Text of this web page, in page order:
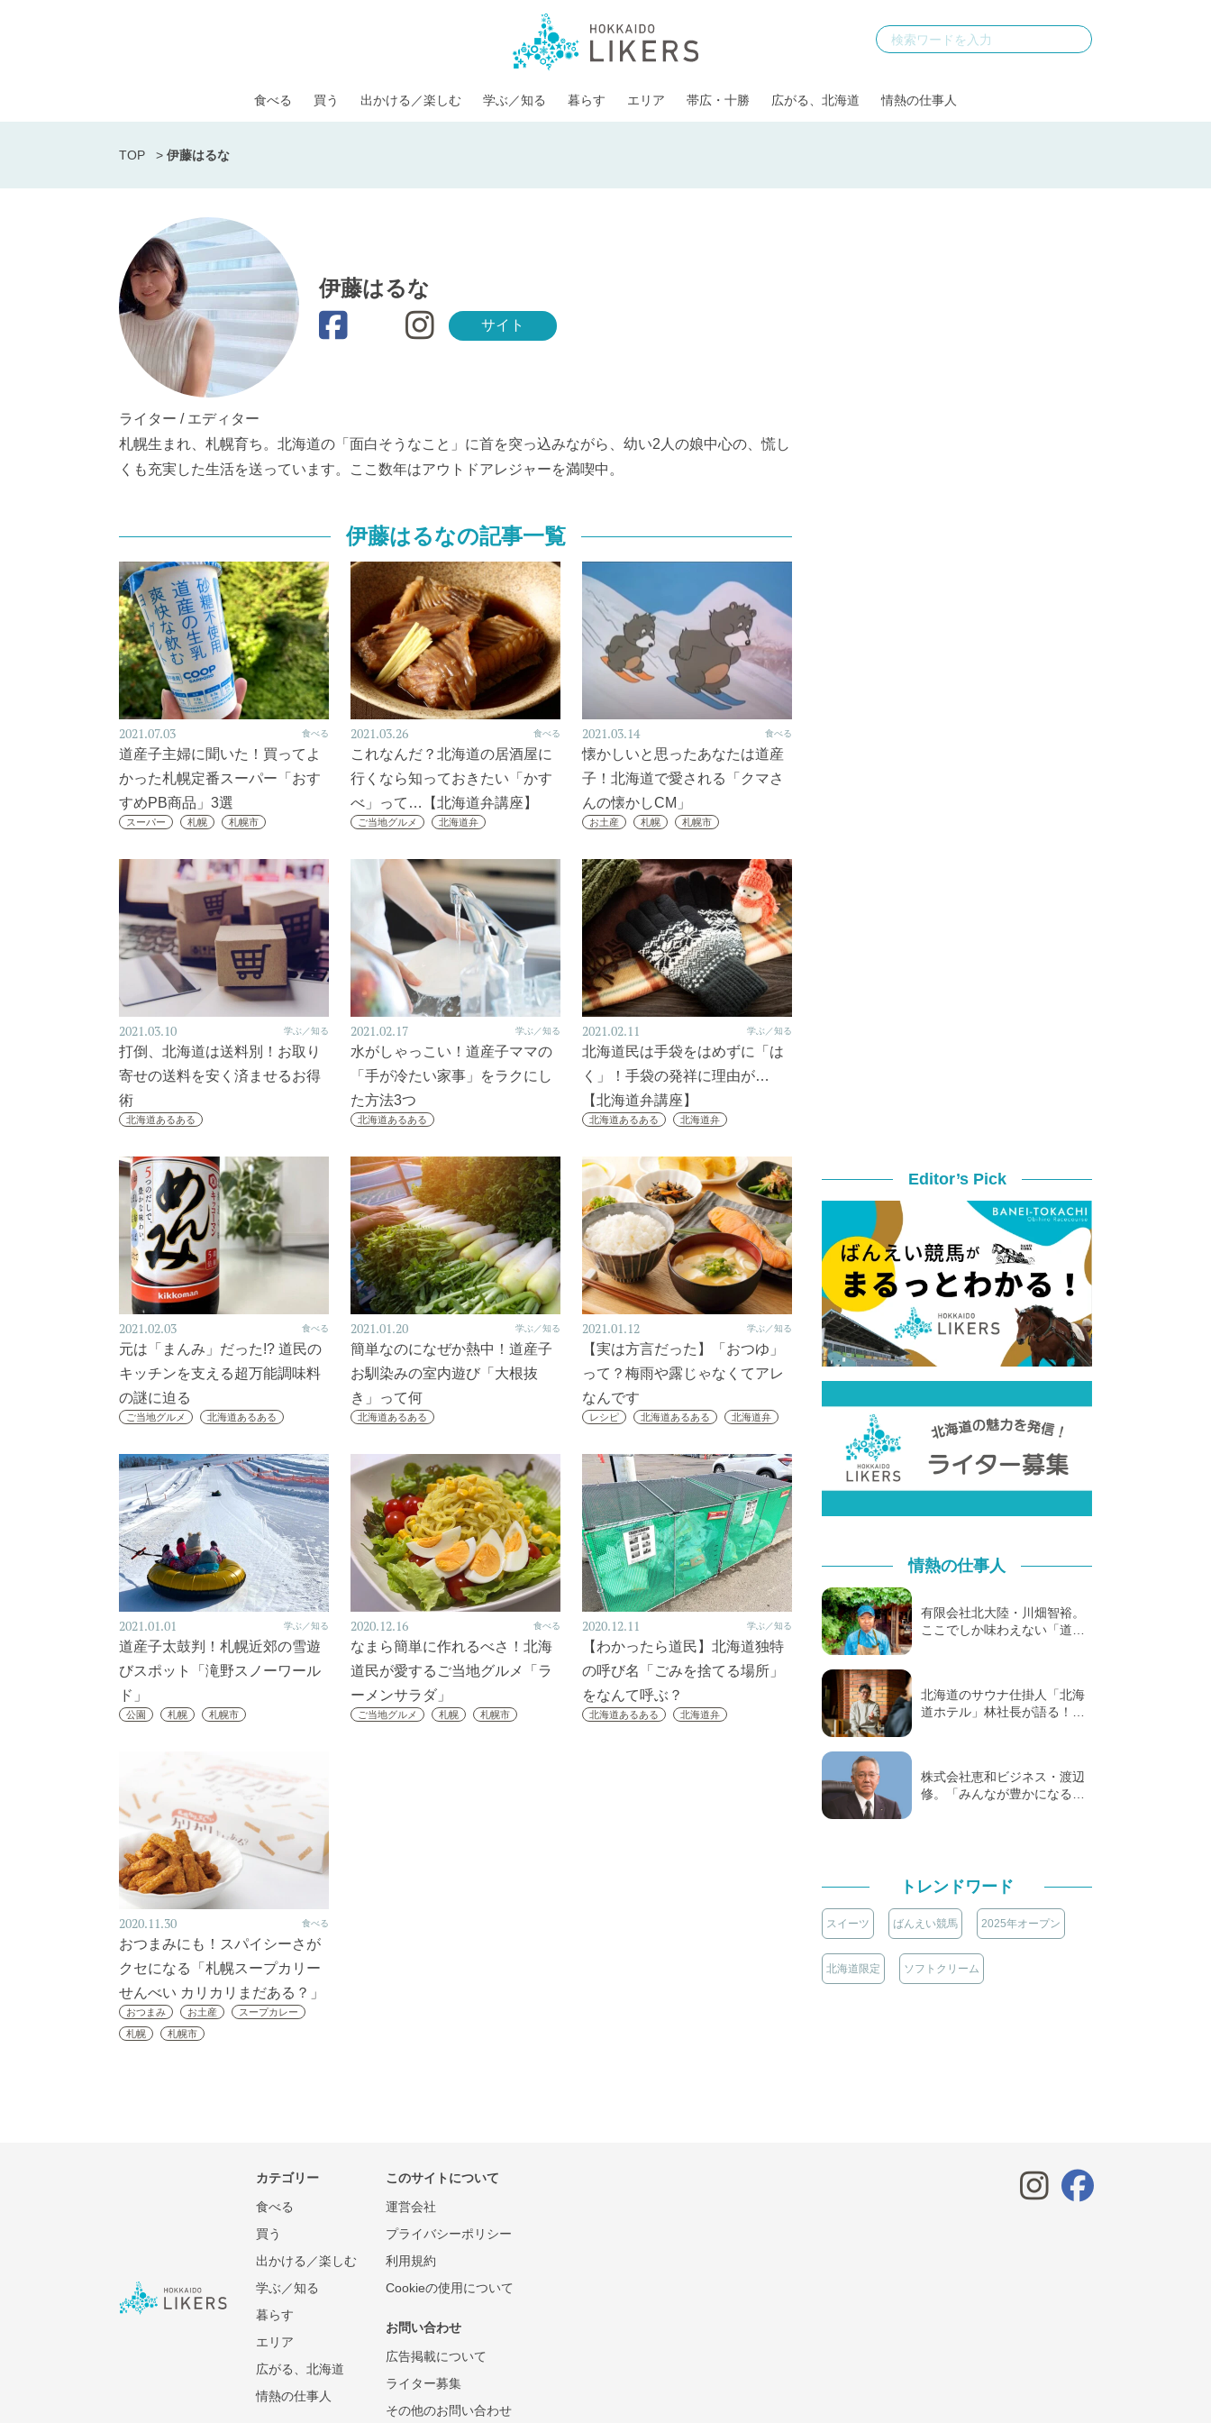
食べる 買う 出かける／楽しむ 学ぶ／知る 暮らす エリア 帯広・十勝 広がる、北海道 情熱の仕事人
TOP > 伊藤はるな
伊藤はるな
サイト
ライター / エディター
札幌生まれ、札幌育ち。北海道の「面白そうなこと」に首を突っ込みながら、幼い2人の娘中心の、慌し
くも充実した生活を送っています。ここ数年はアウトドアレジャーを満喫中。
伊藤はるなの記事一覧
2021.07.03 食べる
道産子主婦に聞いた！買ってよ
かった札幌定番スーパー「おす
すめPB商品」3選
スーパー 札幌 札幌市
2021.03.26 食べる
これなんだ？北海道の居酒屋に
行くなら知っておきたい「かす
べ」って…【北海道弁講座】
ご当地グルメ 北海道弁
2021.03.14 食べる
懐かしいと思ったあなたは道産
子！北海道で愛される「クマさ
んの懐かしCM」
お土産 札幌 札幌市
2021.03.10 学ぶ／知る
打倒、北海道は送料別！お取り
寄せの送料を安く済ませるお得
術
北海道あるある
2021.02.17 学ぶ／知る
水がしゃっこい！道産子ママの
「手が冷たい家事」をラクにし
た方法3つ
北海道あるある
2021.02.11 学ぶ／知る
北海道民は手袋をはめずに「は
く」！手袋の発祥に理由が…
【北海道弁講座】
北海道あるある 北海道弁
2021.02.03 食べる
元は「まんみ」だった!? 道民の
キッチンを支える超万能調味料
の謎に迫る
ご当地グルメ 北海道あるある
2021.01.20 学ぶ／知る
簡単なのになぜか熱中！道産子
お馴染みの室内遊び「大根抜
き」って何
北海道あるある
2021.01.12 学ぶ／知る
【実は方言だった】「おつゆ」
って？梅雨や露じゃなくてアレ
なんです
レシピ 北海道あるある 北海道弁
2021.01.01 学ぶ／知る
道産子太鼓判！札幌近郊の雪遊
びスポット「滝野スノーワール
ド」
公園 札幌 札幌市
2020.12.16 食べる
なまら簡単に作れるべさ！北海
道民が愛するご当地グルメ「ラ
ーメンサラダ」
ご当地グルメ 札幌 札幌市
2020.12.11 学ぶ／知る
【わかったら道民】北海道独特
の呼び名「ごみを捨てる場所」
をなんて呼ぶ？
北海道あるある 北海道弁
2020.11.30 食べる
おつまみにも！スパイシーさが
クセになる「札幌スープカリー
せんべい カリカリまだある？」
おつまみ お土産
スープカレー
札幌
札幌市
Editor’s Pick
情熱の仕事人
有限会社北大陸・川畑智裕。
ここでしか味わえない「道…
北海道のサウナ仕掛人「北海
道ホテル」林社長が語る！…
株式会社恵和ビジネス・渡辺
修。「みんなが豊かになる…
トレンドワード
スイーツ ばんえい競馬 2025年オープン
北海道限定 ソフトクリーム
カテゴリー
食べる
買う
出かける／楽しむ
学ぶ／知る
暮らす
エリア
広がる、北海道
情熱の仕事人
このサイトについて
運営会社
プライバシーポリシー
利用規約
Cookieの使用について
お問い合わせ
広告掲載について
ライター募集
その他のお問い合わせ